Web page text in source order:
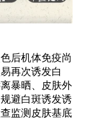
后机体免疫尚
再次诱发白
暴晒、皮肤外
避白斑诱发诱
监测皮肤基底